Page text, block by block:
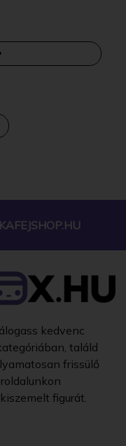
kedvenc
találd
frissülő
figurát.